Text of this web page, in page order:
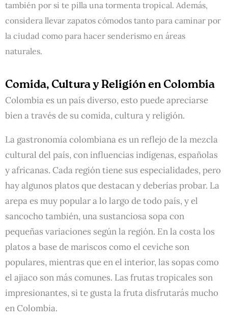
también por si te pilla una tormenta tropical. Además,
considera llevar zapatos cómodos tanto para caminar por
la ciudad como para hacer senderismo en áreas
naturales.
Comida, Cultura y Religión en Colombia
Colombia es un país diverso, esto puede apreciarse
bien a través de su comida, cultura y religión.
La gastronomía colombiana es un reflejo de la mezcla
cultural del país, con influencias indígenas, españolas
y africanas. Cada región tiene sus especialidades, pero
hay algunos platos que destacan y deberías probar. La
arepa es muy popular a lo largo de todo país, y el
sancocho también, una sustanciosa sopa con
pequeñas variaciones según la región. En la costa los
platos a base de mariscos como el ceviche son
populares, mientras que en el interior, las sopas como
el ajiaco son más comunes. Las frutas tropicales son
impresionantes, si te gusta la fruta disfrutarás mucho
en Colombia.